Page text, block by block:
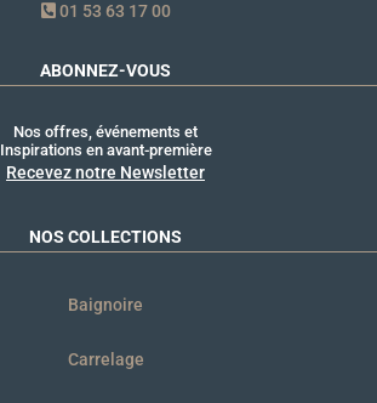
01 53 63 17 00
ABONNEZ-VOUS
Nos offres, événements et
Inspirations en avant-première
Recevez notre Newsletter
NOS COLLECTIONS
Baignoire
Carrelage